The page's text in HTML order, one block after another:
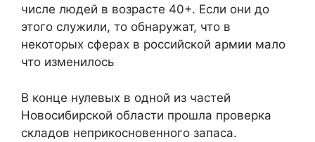
числе людей в возрасте 40+. Если они до
этого служили, то обнаружат, что в
некоторых сферах в российской армии мало
что изменилось
В конце нулевых в одной из частей
Новосибирской области прошла проверка
складов неприкосновенного запаса.